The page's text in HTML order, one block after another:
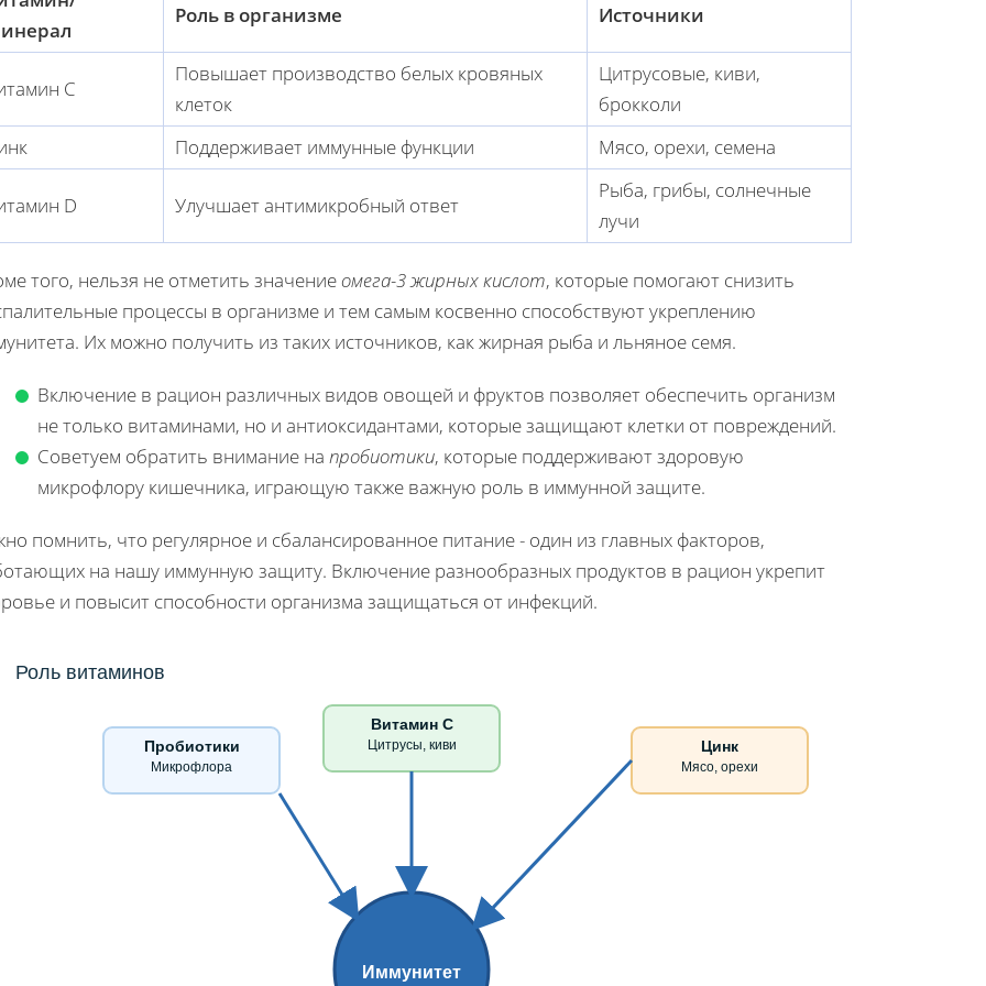
Роль в организме Источники
C
Повышает производство белых кровяных
клеток
Цитрусовые, киви,
брокколи
Поддерживает иммунные функции Мясо, орехи, семена
D Улучшает антимикробный ответ
Рыба, грибы, солнечные
лучи
того, нельзя не отметить значениеомега-3 жирных кислот, которые помогают снизить
процессы в организме и тем самым косвенно способствуют укреплению
Их можно получить из таких источников, как жирная рыба и льняное семя.
Включение в рацион различных видов овощей и фруктов позволяет обеспечить организм
не только витаминами, но и антиоксидантами, которые защищают клетки от повреждений.
Советуем обратить внимание на пробиотики, которые поддерживают здоровую
микрофлору кишечника, играющую также важную роль в иммунной защите.
помнить, что регулярное и сбалансированное питание - один из главных факторов,
на нашу иммунную защиту. Включение разнообразных продуктов в рацион укрепит
и повысит способности организма защищаться от инфекций.
Роль витаминов
Витамин С
Цитрусы, киви
Пробиотики
Микрофлора
Цинк
Мясо, орехи
Иммунитет